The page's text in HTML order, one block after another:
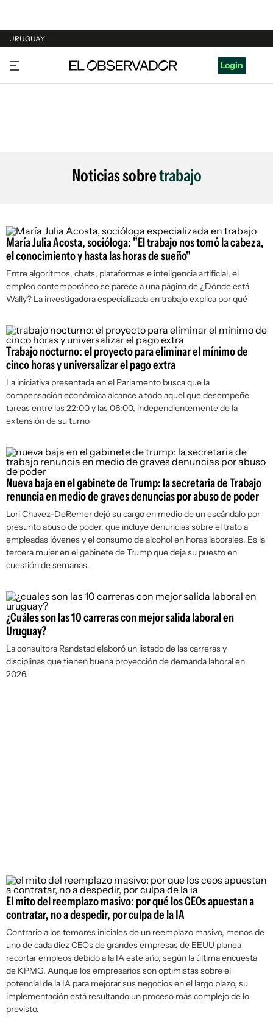
URUGUAY
URUGUAY
ARGENTINA
Login
Noticias sobretrabajo
María Julia Acosta, socióloga: "El trabajo nos tomó la cabeza,
el conocimiento y hasta las horas de sueño"
Entre algoritmos, chats, plataformas e inteligencia artificial, el
empleo contemporáneo se parece a una página de¿Dónde está
Wally? La investigadora especializada en trabajo explica por qué
Trabajo nocturno: el proyecto para eliminar el mínimo de
cinco horas y universalizar el pago extra
La iniciativa presentada en el Parlamento busca que la
compensación económica alcance a todo aquel que desempeñe
tareas entre las 22:00 y las 06:00, independientemente de la
extensión de su turno
Nueva baja en el gabinete de Trump: la secretaria de Trabajo
renuncia en medio de graves denuncias por abuso de poder
Lori Chavez-DeRemer dejó su cargo en medio de un escándalo por
presunto abuso de poder, que incluye denuncias sobre el trato a
empleadas jóvenes y el consumo de alcohol en horas laborales. Es la
tercera mujer en el gabinete de Trump que deja su puesto en
cuestión de semanas.
¿Cuáles son las 10 carreras con mejor salida laboral en
Uruguay?
La consultora Randstad elaboró un listado de las carreras y
disciplinas que tienen buena proyección de demanda laboral en
2026.
El mito del reemplazo masivo: por qué los CEOs apuestan a
contratar, no a despedir, por culpa de la IA
Contrario a los temores iniciales de un reemplazo masivo, menos de
uno de cada diez CEOs de grandes empresas de EEUU planea
recortar empleos debido a la IA este año, según la última encuesta
de KPMG. Aunque los empresarios son optimistas sobre el
potencial de la IA para mejorar sus negocios en el largo plazo, su
implementación está resultando un proceso más complejo de lo
previsto.